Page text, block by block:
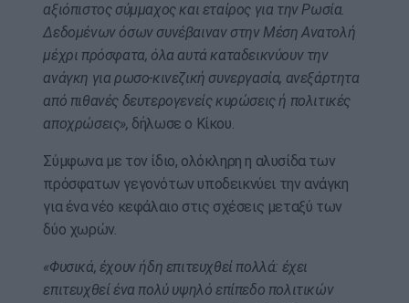
αξιόπιστος σύμμαχος και εταίρος για την Ρωσία.
Δεδομένων όσων συνέβαιναν στην Μέση Ανατολή
μέχρι πρόσφατα, όλα αυτά καταδεικνύουν την
ανάγκη για ρωσο-κινεζική συνεργασία, ανεξάρτητα
από πιθανές δευτερογενείς κυρώσεις ή πολιτικές
αποχρώσεις», δήλωσε ο Κίκου.
Σύμφωνα με τον ίδιο, ολόκληρη η αλυσίδα των
πρόσφατων γεγονότων υποδεικνύει την ανάγκη
για ένα νέο κεφάλαιο στις σχέσεις μεταξύ των
δύο χωρών.
«Φυσικά, έχουν ήδη επιτευχθεί πολλά: έχει
επιτευχθεί ένα πολύ υψηλό επίπεδο πολιτικών